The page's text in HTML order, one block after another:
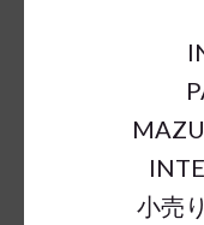
METAL
PLATE
b = base
小売